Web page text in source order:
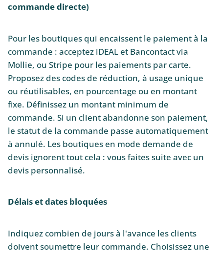
commande directe)
Pour les boutiques qui encaissent le paiement à la
commande : acceptez iDEAL et Bancontact via
Mollie, ou Stripe pour les paiements par carte.
Proposez des codes de réduction, à usage unique
ou réutilisables, en pourcentage ou en montant
fixe. Définissez un montant minimum de
commande. Si un client abandonne son paiement,
le statut de la commande passe automatiquement
à annulé. Les boutiques en mode demande de
devis ignorent tout cela : vous faites suite avec un
devis personnalisé.
Délais et dates bloquées
Indiquez combien de jours à l'avance les clients
doivent soumettre leur commande. Choisissez une